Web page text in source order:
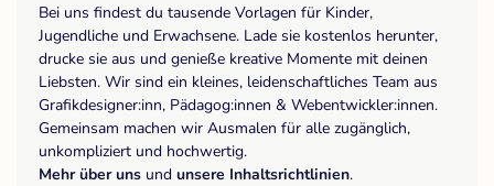
Bei uns findest du tausende Vorlagen für Kinder,
Jugendliche und Erwachsene. Lade sie kostenlos herunter,
drucke sie aus und genieße kreative Momente mit deinen
Liebsten. Wir sind ein kleines, leidenschaftliches Team aus
Grafikdesigner:inn, Pädagog:innen & Webentwickler:innen.
Gemeinsam machen wir Ausmalen für alle zugänglich,
unkompliziert und hochwertig.
Mehr über uns und unsere Inhaltsrichtlinien.